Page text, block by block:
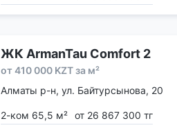
ЖК ArmanTau Comfort 2
от 410 000 KZT за м²
Алматы р-н, ул. Байтурсынова, 20
2-ком 65,5 м² от 26 867 300 тг